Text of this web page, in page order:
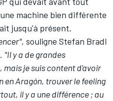
machine bien différente
jusqu'à présent.
souligne Stefan Bradl
"Il y a de grandes
je suis content d'avoir
en Aragón, trouver le feeling
il y a une différence ; au